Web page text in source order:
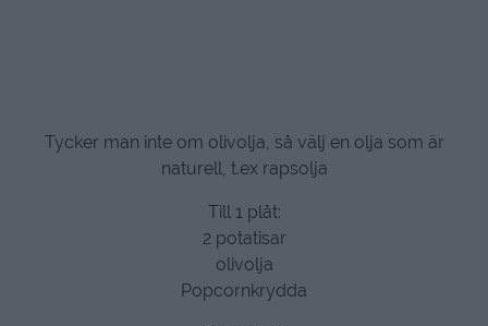
Tycker man inte om olivolja, så välj en olja som är
naturell, t.ex rapsolja
Till 1 plåt:
2 potatisar
olivolja
Popcornkrydda